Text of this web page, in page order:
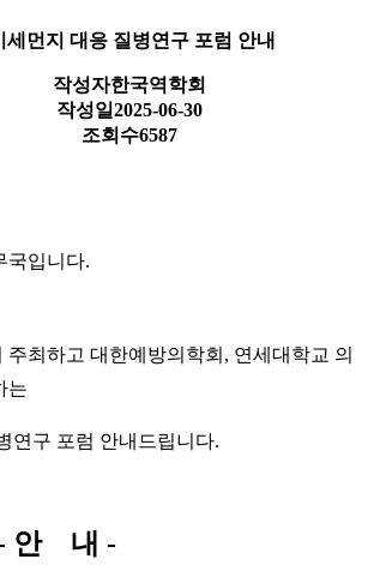
세먼지 대응 질병연구 포럼 안내
작성자한국역학회
작성일2025-06-30
조회수6587
국입니다.
주최하고 대한예방의학회, 연세대학교 의
는
연구 포럼 안내드립니다.
내 -